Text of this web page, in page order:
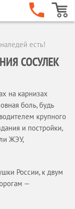
есть!
СОСУЛЕК
на карнизах
боль, будь
крупного
и постройки,
ЖЭУ,
России, к двум
—